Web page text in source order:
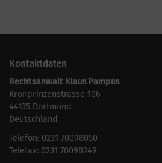
Kontaktdaten
Rechtsanwalt Klaus Pampus
Kronprinzenstrasse 106
44135 Dortmund
Deutschland
Telefon: 0231 70098050
Telefax: 0231 70098249